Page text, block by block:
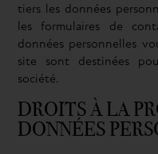
tiers les données
les formulaires de
données personnelles
site sont destinées
société.
DROITS À LA
DONNÉES